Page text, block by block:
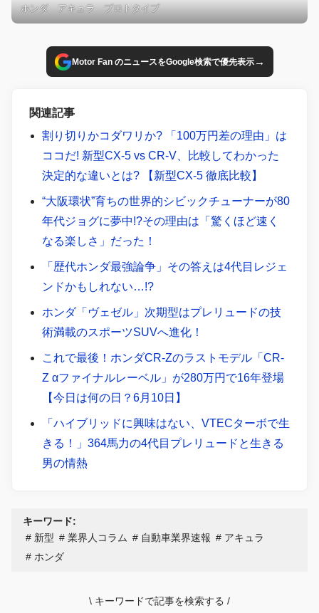
ホンダ アキュラ プロトタイプ
Motor Fan のニュースをGoogle検索で優先表示→
関連記事
割り切りかコダワリか? 「100万円差の理由」は
ココだ! 新型CX-5 vs CR-V、比較してわかった
決定的な違いとは? 【新型CX-5 徹底比較】
“大阪環状”育ちの世界的シビックチューナーが80
年代ジョグに夢中!?その理由は「驚くほど速く
なる楽しさ」だった！
「歴代ホンダ最強論争」その答えは4代目レジェ
ンドかもしれない…!?
ホンダ「ヴェゼル」次期型はプレリュードの技
術満載のスポーツSUVへ進化！
これで最後！ホンダCR-Zのラストモデル「CR-
Z αファイナルレーベル」が280万円で16年登場
【今日は何の日？6月10日】
「ハイブリッドに興味はない、VTECターボで生
きる！」364馬力の4代目プレリュードと生きる
男の情熱
キーワード:
新型
業界人コラム 自動車業界速報
アキュラ
ホンダ
\ キーワードで記事を検索する /